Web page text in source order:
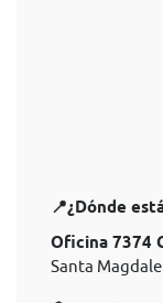
📍¿Dónde
Oficina 7374
Santa